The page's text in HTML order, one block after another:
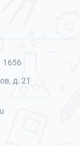
1656
д. 21